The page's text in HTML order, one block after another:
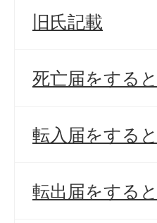
旧氏記載
死亡届をする
転入届をする
転出届をする